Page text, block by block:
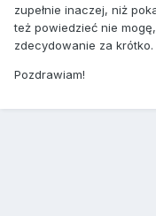
zupełnie inaczej, niż
też powiedzieć nie
zdecydowanie za krótko.
Pozdrawiam!